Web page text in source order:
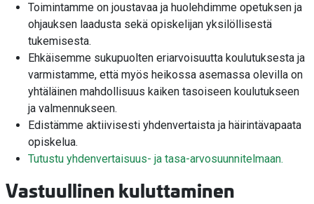
Toimintamme on joustavaa ja huolehdimme opetuksen ja
ohjauksen laadusta sekä opiskelijan yksilöllisestä
tukemisesta.
Ehkäisemme sukupuolten eriarvoisuutta koulutuksesta ja
varmistamme, että myös heikossa asemassa olevilla on
yhtäläinen mahdollisuus kaiken tasoiseen koulutukseen
ja valmennukseen.
Edistämme aktiivisesti yhdenvertaista ja häirintävapaata
opiskelua.
Tutustu yhdenvertaisuus- ja tasa-arvosuunnitelmaan.
Vastuullinen kuluttaminen